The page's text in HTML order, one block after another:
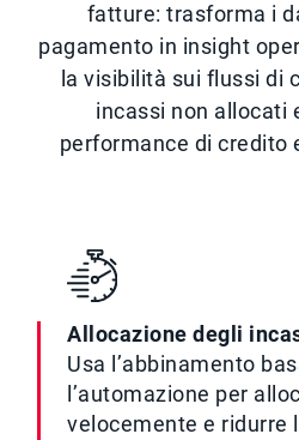
fatture: trasforma i
pagamento in insight
la visibilità sui flussi di
incassi non allocati
performance di credito
Allocazione degli
Usa l’abbinamento
l’automazione per
velocemente e ridurre